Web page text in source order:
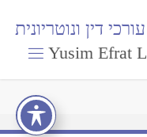
עורכי דין ונוטריונית
Yusim Efrat